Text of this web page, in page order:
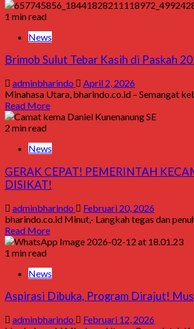
1 min read
News
Brimob Sulut Tebar Kasih di Paskah
adminbharindo
April 2, 2026
Minahasa Utara, bharindo.co.id – Semangat
Read More
2 min read
News
GERAK CEPAT! PEMERINTAH
DISIKAT!
adminbharindo
Februari 20, 2026
bharindo.co.id Minut,- Langkah tegas dan
Read More
1 min read
News
Aspirasi Dibuka, Program Dirajut!
adminbharindo
Februari 12, 2026